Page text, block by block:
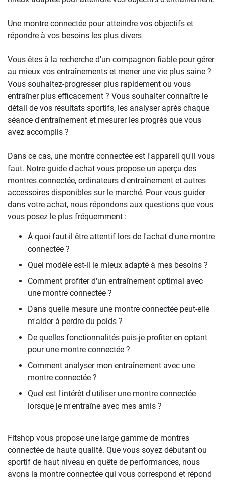
Une montre connectée pour atteindre vos objectifs et
répondre à vos besoins les plus divers
Vous êtes à la recherche d'un compagnon fiable pour gérer
au mieux vos entraînements et mener une vie plus saine ?
Vous souhaitez-progresser plus rapidement ou vous
entraîner plus efficacement ? Vous souhaiter connaître le
détail de vos résultats sportifs, les analyser après chaque
séance d'entraînement et mesurer les progrès que vous
avez accomplis ?
Dans ce cas, une montre connectée est l'appareil qu'il vous
faut. Notre guide d'achat vous propose un aperçu des
montres connectée, ordinateurs d'entraînement et autres
accessoires disponibles sur le marché. Pour vous guider
dans votre achat, nous répondons aux questions que vous
vous posez le plus fréquemment :
À quoi faut-il être attentif lors de l'achat d'une montre
connectée ?
Quel modèle est-il le mieux adapté à mes besoins ?
Comment profiter d'un entraînement optimal avec
une montre connectée ?
Dans quelle mesure une montre connectée peut-elle
m'aider à perdre du poids ?
De quelles fonctionnalités puis-je profiter en optant
pour une montre connectée ?
Comment analyser mon entraînement avec une
montre connectée ?
Quel est l'intérêt d'utiliser une montre connectée
lorsque je m'entraîne avec mes amis ?
Fitshop vous propose une large gamme de montres
connectée de haute qualité. Que vous soyez débutant ou
sportif de haut niveau en quête de performances, nous
avons la montre connectée qui vous correspond et répond